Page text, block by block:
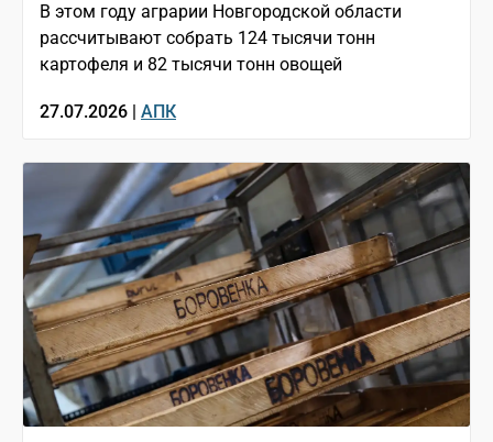
В этом году аграрии Новгородской области
рассчитывают собрать 124 тысячи тонн
картофеля и 82 тысячи тонн овощей
27.07.2026 | АПК